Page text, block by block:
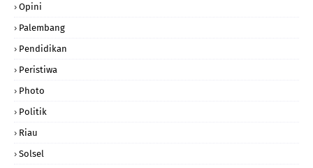
Opini
Palembang
Pendidikan
Peristiwa
Photo
Politik
Riau
Solsel